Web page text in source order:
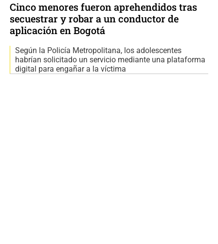
Cinco menores fueron aprehendidos tras
secuestrar y robar a un conductor de
aplicación en Bogotá
Según la Policía Metropolitana, los adolescentes
habrían solicitado un servicio mediante una plataforma
digital para engañar a la víctima